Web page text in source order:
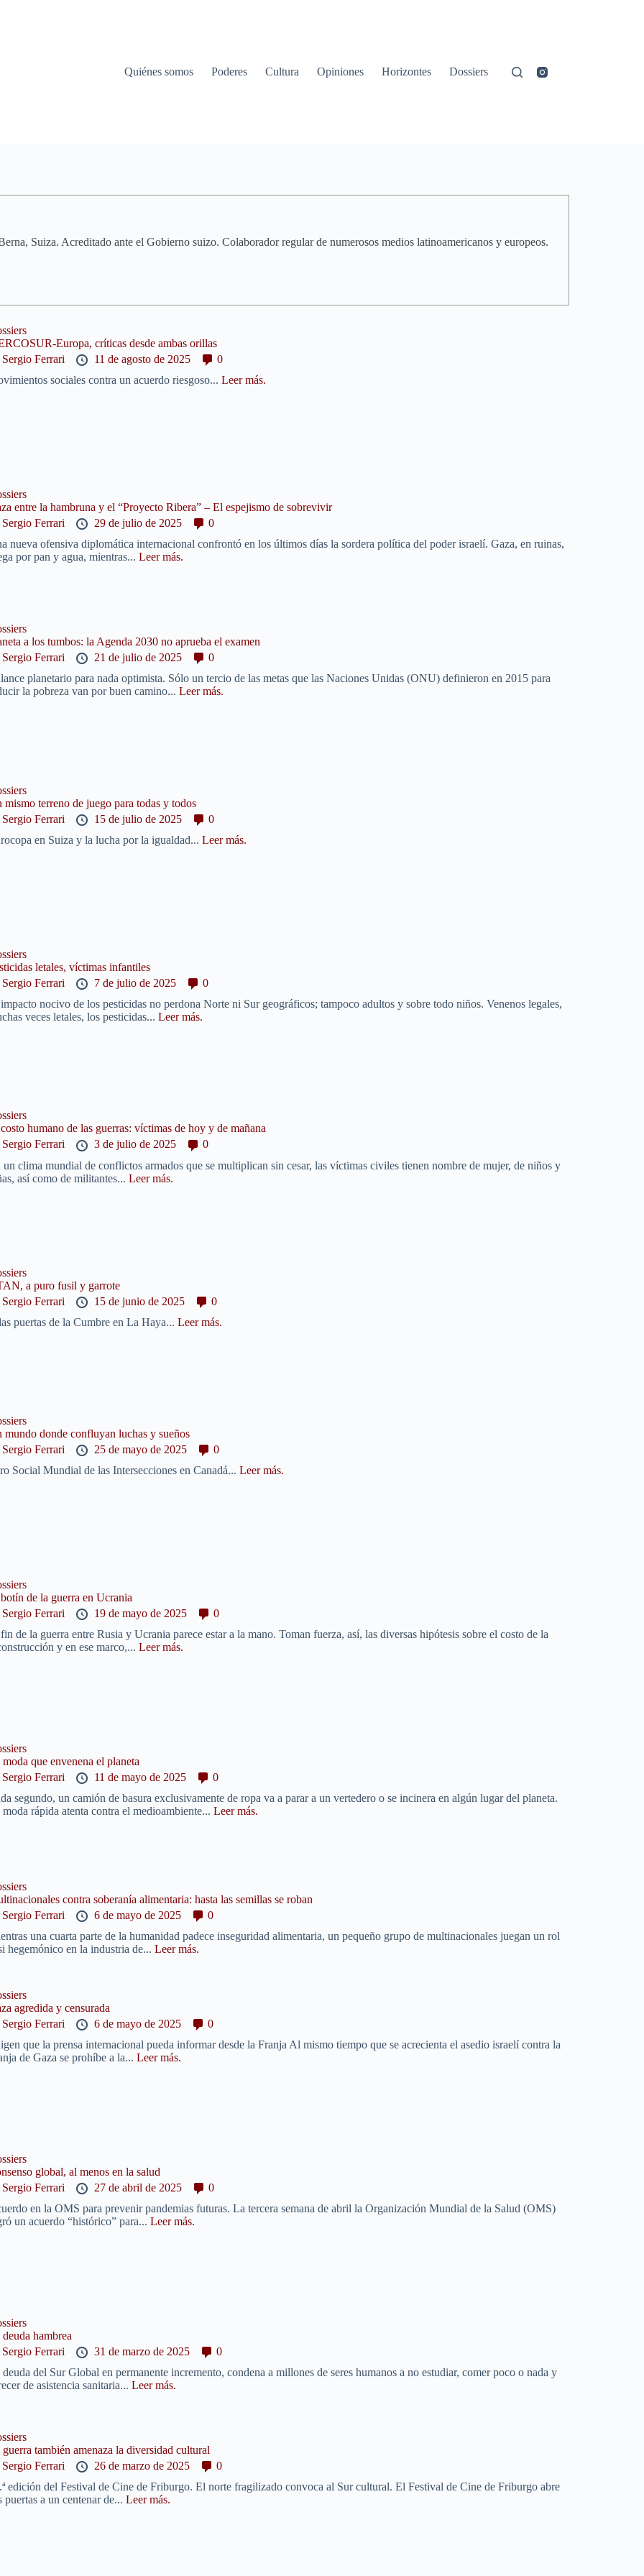
Quiénes somos Poderes Cultura Opiniones Horizontes Dossiers
Suiza. Acreditado ante el Gobierno suizo. Colaborador regular de numerosos medios latinoamericanos y europeos.
Europa, críticas desde ambas orillas
Sergio Ferrari 11 de agosto de 2025
0
sociales contra un acuerdo riesgoso... Leer más.
entre la hambruna y el “Proyecto Ribera” – El espejismo de sobrevivir
Sergio Ferrari 29 de julio de 2025
0
nueva ofensiva diplomática internacional confrontó en los últimos días la sordera política del poder israelí. Gaza, en ruinas,
por pan y agua, mientras... Leer más.
a los tumbos: la Agenda 2030 no aprueba el examen
Sergio Ferrari 21 de julio de 2025
0
planetario para nada optimista. Sólo un tercio de las metas que las Naciones Unidas (ONU) definieron en 2015 para
la pobreza van por buen camino... Leer más.
mismo terreno de juego para todas y todos
Sergio Ferrari 15 de julio de 2025
0
en Suiza y la lucha por la igualdad... Leer más.
letales, víctimas infantiles
Sergio Ferrari 7 de julio de 2025
0
nocivo de los pesticidas no perdona Norte ni Sur geográficos; tampoco adultos y sobre todo niños. Venenos legales,
veces letales, los pesticidas... Leer más.
humano de las guerras: víctimas de hoy y de mañana
Sergio Ferrari 3 de julio de 2025
0
un clima mundial de conflictos armados que se multiplican sin cesar, las víctimas civiles tienen nombre de mujer, de niños y
así como de militantes... Leer más.
a puro fusil y garrote
Sergio Ferrari 15 de junio de 2025
0
puertas de la Cumbre en La Haya... Leer más.
mundo donde confluyan luchas y sueños
Sergio Ferrari 25 de mayo de 2025
0
Social Mundial de las Intersecciones en Canadá... Leer más.
de la guerra en Ucrania
Sergio Ferrari 19 de mayo de 2025
0
de la guerra entre Rusia y Ucrania parece estar a la mano. Toman fuerza, así, las diversas hipótesis sobre el costo de la
y en ese marco,... Leer más.
que envenena el planeta
Sergio Ferrari 11 de mayo de 2025
0
segundo, un camión de basura exclusivamente de ropa va a parar a un vertedero o se incinera en algún lugar del planeta.
rápida atenta contra el medioambiente... Leer más.
contra soberanía alimentaria: hasta las semillas se roban
Sergio Ferrari 6 de mayo de 2025
0
una cuarta parte de la humanidad padece inseguridad alimentaria, un pequeño grupo de multinacionales juegan un rol
hegemónico en la industria de... Leer más.
agredida y censurada
Sergio Ferrari 6 de mayo de 2025
0
que la prensa internacional pueda informar desde la Franja Al mismo tiempo que se acrecienta el asedio israelí contra la
de Gaza se prohíbe a la... Leer más.
global, al menos en la salud
Sergio Ferrari 27 de abril de 2025
0
en la OMS para prevenir pandemias futuras. La tercera semana de abril la Organización Mundial de la Salud (OMS)
un acuerdo “histórico” para... Leer más.
hambrea
Sergio Ferrari 31 de marzo de 2025
0
del Sur Global en permanente incremento, condena a millones de seres humanos a no estudiar, comer poco o nada y
de asistencia sanitaria... Leer más.
también amenaza la diversidad cultural
Sergio Ferrari 26 de marzo de 2025
0
edición del Festival de Cine de Friburgo. El norte fragilizado convoca al Sur cultural. El Festival de Cine de Friburgo abre
puertas a un centenar de... Leer más.